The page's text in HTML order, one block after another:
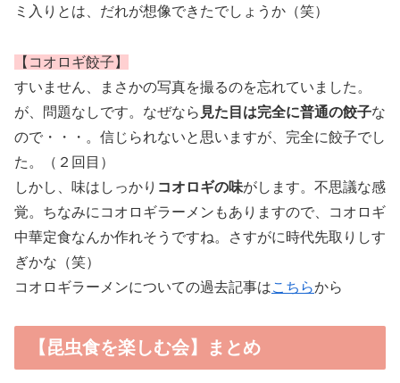
ミ入りとは、だれが想像できたでしょうか（笑）
【コオロギ餃子】
すいません、まさかの写真を撮るのを忘れていました。
が、問題なしです。なぜなら 見た目は完全に普通の餃子な
ので・・・。信じられないと思いますが、完全に餃子でし
た。（２回目）
しかし、味はしっかり コオロギの味がします。不思議な感
覚。ちなみにコオロギラーメンもありますので、コオロギ
中華定食なんか作れそうですね。さすがに時代先取りしす
ぎかな（笑）
コオロギラーメンについての過去記事はこちらから
【昆虫食を楽しむ会】まとめ